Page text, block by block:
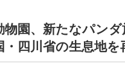
物園、新たなパン
・四川省の生息地を